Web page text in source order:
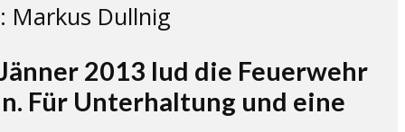
Markus Dullnig
2013 lud die Feuerwehr
Für Unterhaltung und eine